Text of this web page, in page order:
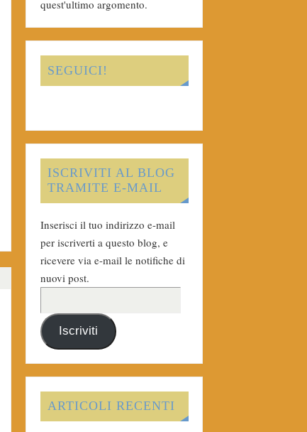
quest'ultimo argomento.
SEGUICI!
ISCRIVITI AL BLOG
TRAMITE E-MAIL
Inserisci il tuo indirizzo e-mail
per iscriverti a questo blog, e
ricevere via e-mail le notifiche di
nuovi post.
Iscriviti
ARTICOLI RECENTI